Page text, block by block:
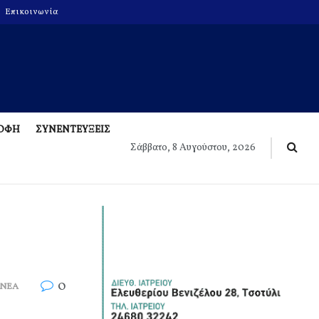
Επικοινωνία
ΣΥΝΕΝΤΕΥΞΕΙΣ
Σάββατο, 8 Αυγούστου, 2026
0